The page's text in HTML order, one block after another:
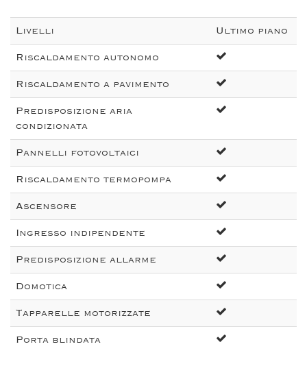
Livelli Ultimo piano
Riscaldamento autonomo
Riscaldamento a pavimento
Predisposizione aria
condizionata
Pannelli fotovoltaici
Riscaldamento termopompa
Ascensore
Ingresso indipendente
Predisposizione allarme
Domotica
Tapparelle motorizzate
Porta blindata